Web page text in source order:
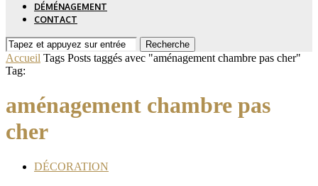
DÉMÉNAGEMENT
CONTACT
Recherche
Accueil Tags Posts taggés avec "aménagement chambre pas cher"
Tag:
aménagement chambre pas
cher
DÉCORATION